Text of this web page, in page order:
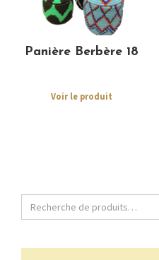
Panière Berbère 18
Voir le produit